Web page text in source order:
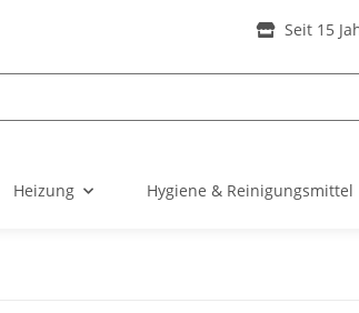
Seit 15
Heizung Hygiene & Reinigungsmittel